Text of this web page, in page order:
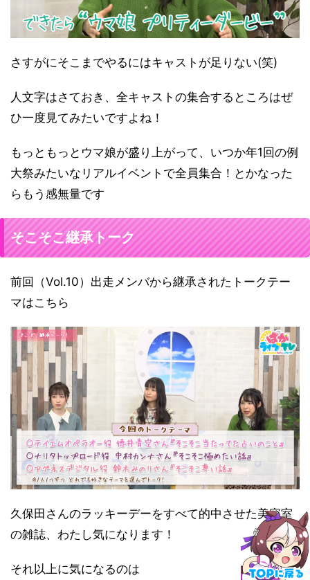
さすがにそこまでやるにはキャストが足りない(笑)
人文字はさておき、全キャストの集合するところはぜ
ひ一度見てみたいですよね！
もっともっとウマ娘が盛り上がって、いつか年1回の例
大祭みたいなリアルイベントで全員集合！とかなった
らもう感無量です
そこそこ継承トーク
前回（Vol.10）出走メンバから継承されたトークテー
マはこちら
久保田さんのラッキーデーをすべて的中させた美容室
の雑誌、わたし気になります！
それ以上に気になるのは